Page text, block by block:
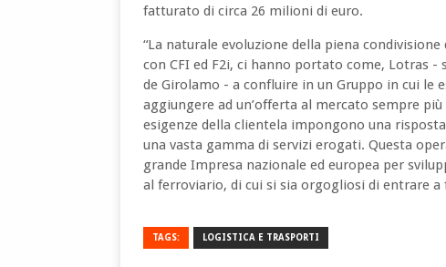
fatturato di circa 26 milioni di euro.
“La naturale evoluzione della piena
con CFI ed F2i, ci hanno portato come, Lotras
de Girolamo - a confluire in un Gruppo in cui le
aggiungere ad un’offerta al mercato sempre
esigenze della clientela impongono una
una vasta gamma di servizi erogati. Questa
grande Impresa nazionale ed europea per
al ferroviario, di cui si sia orgogliosi di entrare a
TAGS: LOGISTICA E TRASPORTI